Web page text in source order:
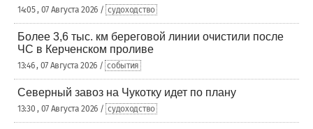
14:05 , 07 Августа 2026 / судоходство
Более 3,6 тыс. км береговой линии очистили после
ЧС в Керченском проливе
13:46 , 07 Августа 2026 / события
Северный завоз на Чукотку идет по плану
13:30 , 07 Августа 2026 / судоходство